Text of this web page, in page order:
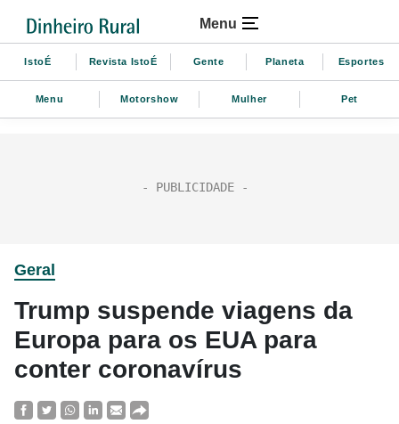
Menu
IstoÉ Revista IstoÉ Gente Planeta Esportes
Menu Motorshow Mulher Pet
Geral
Trump suspende viagens da
Europa para os EUA para
conter coronavírus